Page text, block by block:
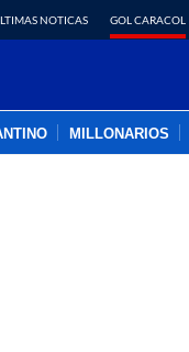
NOTICAS GOL CARACOL
MILLONARIOS